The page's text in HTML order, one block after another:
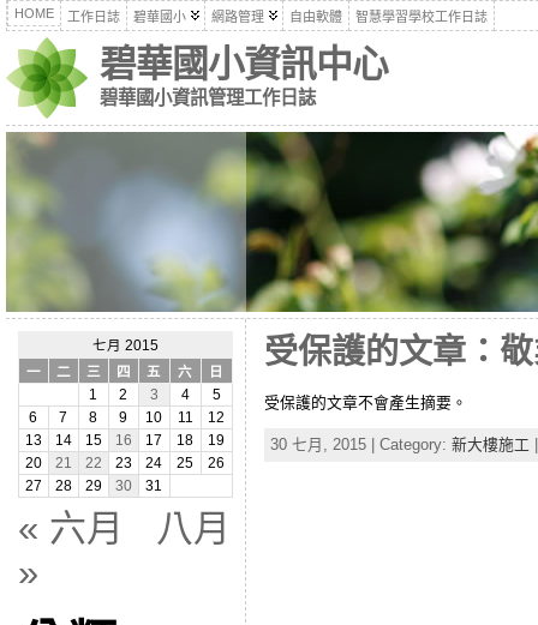
HOME 工作日誌 碧華國小 網路管理 自由軟體 智慧學習學校工作日誌
碧華國小資訊中心
碧華國小資訊管理工作日誌
七月 2015
一
二 三 四 五 六
日
1
2 3 4
5
6
7 8 9 10 11
12
13
14 15 16 17 18
19
20
21 22 23 24 25
26
27
28 29 30 31
« 六月
八月
»
受保護的文章：
受保護的文章不會產生摘要。
30 七月, 2015 | Category: 新大樓施工